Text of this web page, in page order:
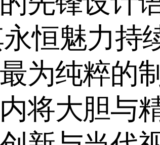
恒魅力持
为纯粹的
将大胆与